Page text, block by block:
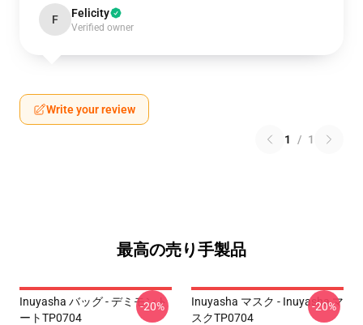
F Felicity
Verified owner
Write your review
1 / 1
最高の売り手製品
Inuyasha バッグ - デミモント
ートTP0704
-20%
Inuyasha マスク - Inuyasha マ
スクTP0704
-20%